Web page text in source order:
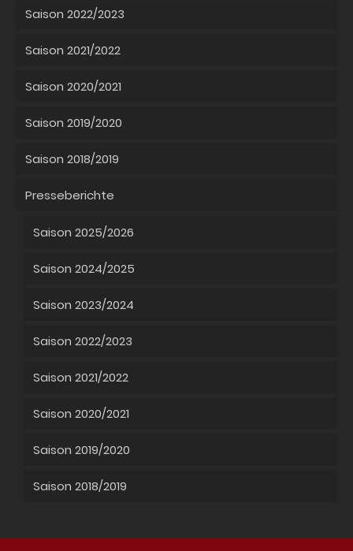
Saison 2022/2023
Saison 2021/2022
Saison 2020/2021
Saison 2019/2020
Saison 2018/2019
Presseberichte
Saison 2025/2026
Saison 2024/2025
Saison 2023/2024
Saison 2022/2023
Saison 2021/2022
Saison 2020/2021
Saison 2019/2020
Saison 2018/2019